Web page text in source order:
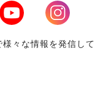
Youtube
Instagram
々な情報を発信して